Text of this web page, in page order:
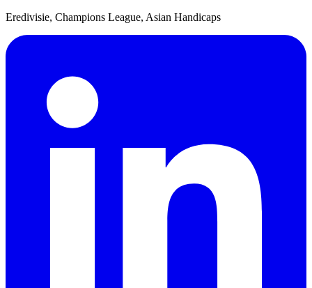
Eredivisie, Champions League, Asian Handicaps